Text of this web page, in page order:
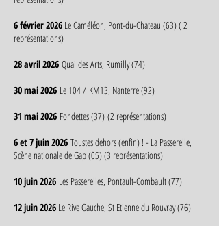
6 février 2026 Le Caméléon, Pont-du-Chateau (63) ( 2
représentations)
28 avril 2026 Quai des Arts, Rumilly (74)
30 mai 2026 Le 104 / KM13, Nanterre (92)
31 mai 2026 Fondettes (37) (2 représentations)
6 et 7 juin 2026 Toustes dehors (enfin) ! - La Passerelle,
Scène nationale de Gap (05) (3 représentations)
10 juin 2026 Les Passerelles, Pontault-Combault (77)
12 juin 2026 Le Rive Gauche, St Etienne du Rouvray (76)